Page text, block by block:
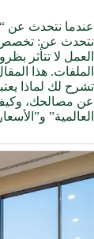
عندما نتحدث عن
نتحدث عن: تخصص
العمل لا تتأثر
الملفات. هذا
تشرح لك لماذا
عن مصالحك، وكيف
العالمية”